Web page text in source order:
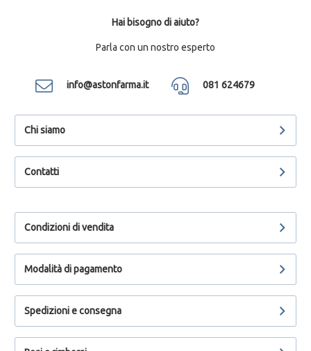
Hai bisogno di aiuto?
Parla con un nostro esperto
info@astonfarma.it 081 624679
Chi siamo
Contatti
Condizioni di vendita
Modalità di pagamento
Spedizioni e consegna